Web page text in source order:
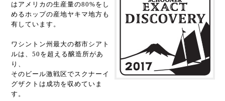
はアメリカの生産量の80%をし
めるホップの産地ヤキマ地方も
有しています。
ワシントン州最大の都市シアト
ルは、50を超える醸造所があ
り、
そのビール激戦区でスクナーイ
グザクトは成功を収めていま
す。